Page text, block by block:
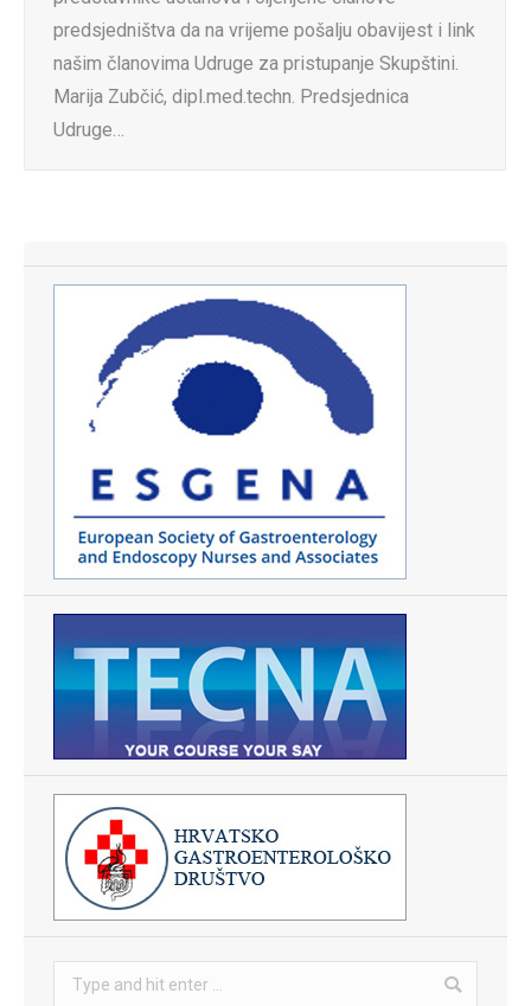
predsjedništva da na vrijeme pošalju obavijest i link
našim članovima Udruge za pristupanje Skupštini.
Marija Zubčić, dipl.med.techn. Predsjednica
Udruge…
Search: